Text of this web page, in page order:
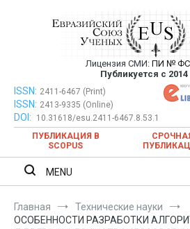
Евразийский
публикация
ежемесячном
Лицензия СМИ: ПИ №
Публикуется с 2014
Евразийский Союз Ученых —
ежемесячном
ISSN: 2411-6467 (Print)
ISSN: 2413-9335 (Online)
DOI:
10.31618/esu.2411-6467.8.53.1
ПУБЛИКАЦИЯ В
SCOPUS
MENU
Главная
Технические науки
ОСОБЕННОСТИ РАЗРАБОТКИ